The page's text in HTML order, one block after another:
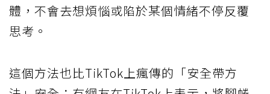
體，不會去想煩惱或陷於某個情緒不停反覆
思考。
這個方法也比TikTok上瘋傳的「安全帶方